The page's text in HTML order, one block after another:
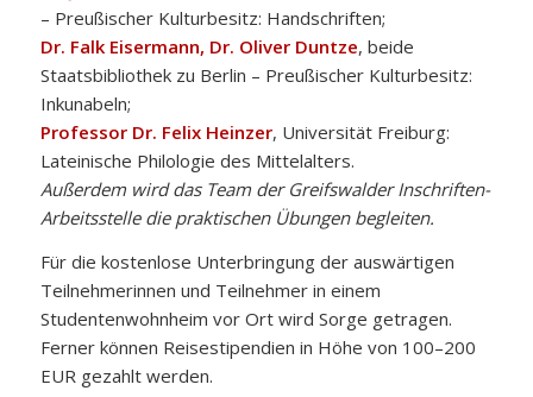
– Preußischer Kulturbesitz: Handschriften;
Dr. Falk Eisermann, Dr. Oliver Duntze, beide
Staatsbibliothek zu Berlin – Preußischer Kulturbesitz:
Inkunabeln;
Professor Dr. Felix Heinzer, Universität Freiburg:
Lateinische Philologie des Mittelalters.
Außerdem wird das Team der Greifswalder Inschriften-
Arbeitsstelle die praktischen Übungen begleiten.
Für die kostenlose Unterbringung der auswärtigen
Teilnehmerinnen und Teilnehmer in einem
Studentenwohnheim vor Ort wird Sorge getragen.
Ferner können Reisestipendien in Höhe von 100–200
EUR gezahlt werden.